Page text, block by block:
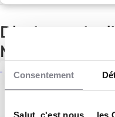
Consentement
Salut, c'est nous ... les
D'autres
Marcel
10 Juin 2025